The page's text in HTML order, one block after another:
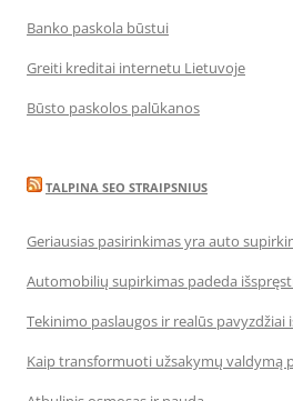
Banko paskola būstui
Greiti kreditai internetu Lietuvoje
Būsto paskolos palūkanos
TALPINA SEO STRAIPSNIUS
Geriausias pasirinkimas yra auto
Automobilių supirkimas padeda
Tekinimo paslaugos ir realūs pavyzdžiai
Kaip transformuoti užsakymų valdymą